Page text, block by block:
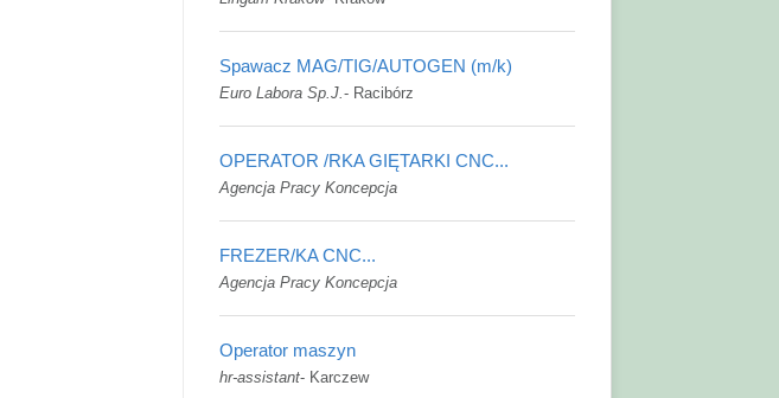
Spawacz MAG/TIG/AUTOGEN (m/k)
Euro Labora Sp.J.- Racibórz
OPERATOR /RKA GIĘTARKI CNC...
Agencja Pracy Koncepcja
FREZER/KA CNC...
Agencja Pracy Koncepcja
Operator maszyn
hr-assistant- Karczew